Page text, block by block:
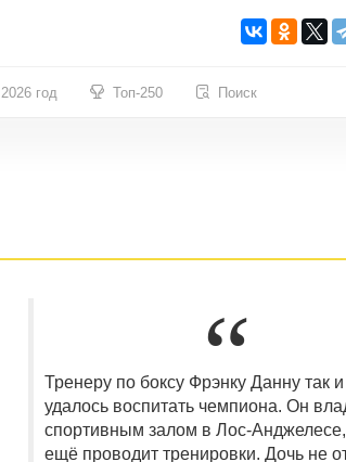
2026 год Топ-250 Поиск
Тренеру по боксу Фрэнку Данну так
удалось воспитать чемпиона. Он
спортивным залом в Лос-Анджелесе,
ещё проводит тренировки. Дочь не